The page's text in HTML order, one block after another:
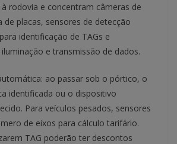
rodovia e concentram câmeras de
de placas, sensores de detecção
identificação de TAGs e
e transmissão de dados.
ao passar sob o pórtico, o
identificada ou o dispositivo
Para veículos pesados, sensores
de eixos para cálculo tarifário.
TAG poderão ter descontos